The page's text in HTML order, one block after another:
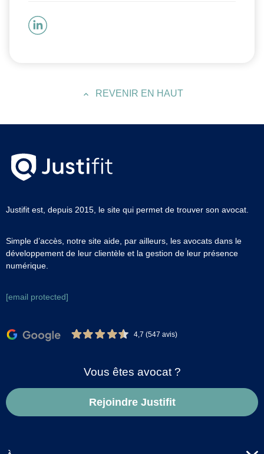
REVENIR EN HAUT
Justifit est, depuis 2015, le site qui permet de trouver son avocat.
Simple d’accès, notre site aide, par ailleurs, les avocats dans le
développement de leur clientèle et la gestion de leur présence
numérique.
[email protected]
4,7 (547 avis)
Vous êtes avocat ?
Rejoindre Justifit